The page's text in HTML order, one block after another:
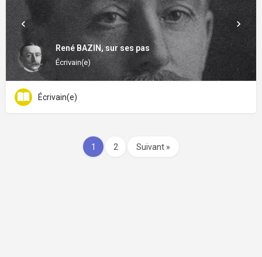
René BAZIN, sur ses pas
Écrivain(e)
Écrivain(e)
1 2 Suivant »